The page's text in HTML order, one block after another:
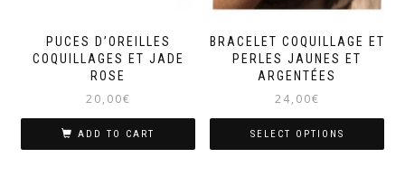
PUCES D’OREILLES
COQUILLAGES ET JADE
ROSE
20,00€
ADD TO CART
BRACELET COQUILLAGE ET
PERLES JAUNES ET
ARGENTÉES
24,00€
SELECT OPTIONS